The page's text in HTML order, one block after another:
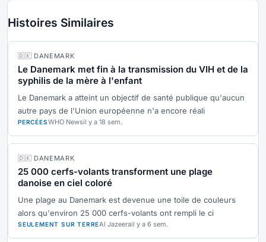
Histoires Similaires
🇩🇰 DANEMARK
Le Danemark met fin à la transmission du VIH et de la
syphilis de la mère à l'enfant
Le Danemark a atteint un objectif de santé publique qu'aucun
autre pays de l'Union européenne n'a encore réali
PERCÉESWHO Newsil y a 18 sem.
🇩🇰 DANEMARK
25 000 cerfs-volants transforment une plage
danoise en ciel coloré
Une plage au Danemark est devenue une toile de couleurs
alors qu'environ 25 000 cerfs-volants ont rempli le ci
SEULEMENT SUR TERREAl Jazeerail y a 6 sem.